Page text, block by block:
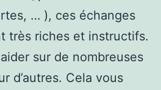
… ), ces échanges
très riches et instructifs.
sur de nombreuses
d’autres. Cela vous